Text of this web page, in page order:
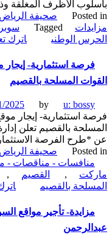
الأظرف المغلقة وذلك
صحيفة الرياض ,
Tagged سوبر
الوطني
اترك تعليقا
استثمارية- إيجار
المسلحة بالقصيم
05/01/2025 by
u:
استثمارية- إيجار موقع
بالقصيم تعلن إدارة
الفرصة الاستثمارية
صحيفة الرياض ,
- مناقصات -
, القصيم ,
بالقصيم
اترك
تأجير مواقع السوبر